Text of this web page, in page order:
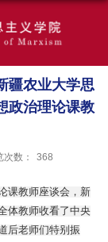
疆农业大学思
政治理论课教
次数： 368
课教师座谈会，新
体教师收看了中央
后老师们特别振